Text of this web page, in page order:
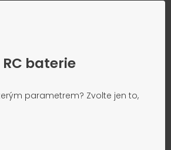
RC baterie
parametrem? Zvolte jen to,